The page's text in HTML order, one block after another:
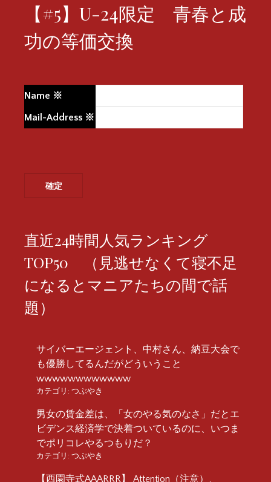
【#5】U-24限定 青春と成
功の等価交換
Name ※
Mail-Address ※
直近24時間人気ランキング
TOP50 （見逃せなくて寝不足
になるとマニアたちの間で話
題）
サイバーエージェント、中村さん、納豆大会で
も優勝してるんだがどういうこと
wwwwwwwwwwww
カテゴリ: つぶやき
男女の賃金差は、「女のやる気のなさ」だとエ
ビデンス経済学で決着ついているのに、いつま
でポリコレやるつもりだ？
カテゴリ: つぶやき
【西園寺式AAARRR】 Attention（注意）、